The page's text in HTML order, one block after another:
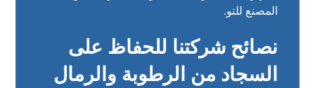
المصنع للتو.
نصائح شركتنا للحفاظ على
السجاد من الرطوبة والرمال